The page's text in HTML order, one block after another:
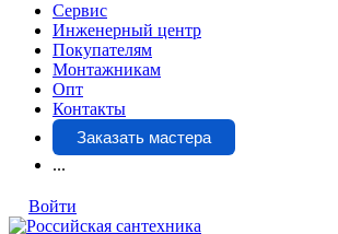
Сервис
Инженерный центр
Покупателям
Монтажникам
Опт
Контакты
Заказать мастера
...
Войти